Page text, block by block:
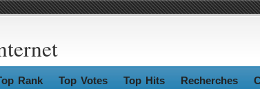
Rank Top Votes Top Hits Recherches